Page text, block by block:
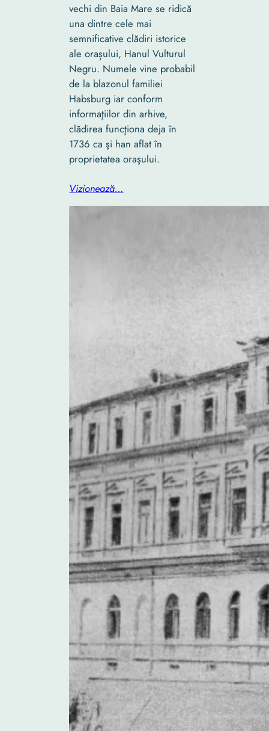
vechi din Baia Mare se ridică
una dintre cele mai
semnificative clădiri istorice
ale orașului, Hanul Vulturul
Negru. Numele vine probabil
de la blazonul familiei
Habsburg iar conform
informaţiilor din arhive,
clădirea funcţiona deja în
1736 ca şi han aflat în
proprietatea oraşului.
Vizionează…